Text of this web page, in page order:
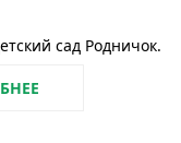
сад Родничок.